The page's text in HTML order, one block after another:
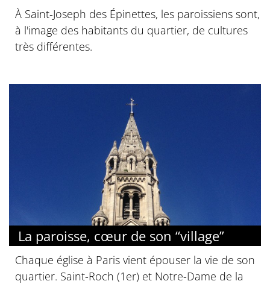
À Saint-Joseph des Épinettes, les paroissiens sont,
à l'image des habitants du quartier, de cultures
très différentes.
La paroisse, cœur de son “village”
Chaque église à Paris vient épouser la vie de son
quartier. Saint-Roch (1er) et Notre-Dame de la